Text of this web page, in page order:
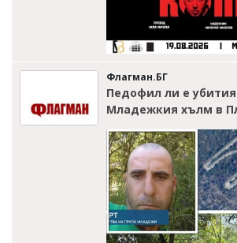
Флагман.БГ
Педофил ли е
Младежкия хълм в